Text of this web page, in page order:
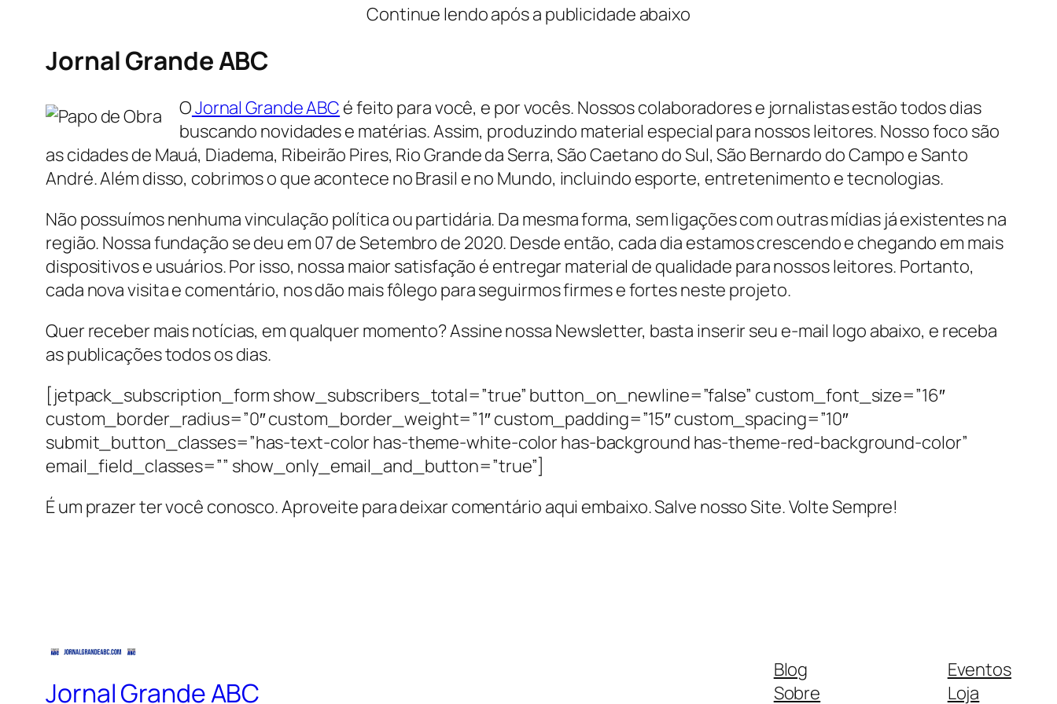
Continue lendo após a publicidade abaixo
Jornal Grande ABC
OJornal Grande ABC é feito para você, e por vocês. Nossos colaboradores e jornalistas estão todos dias
buscando novidades e matérias. Assim, produzindo material especial para nossos leitores. Nosso foco são
as cidades de Mauá, Diadema, Ribeirão Pires, Rio Grande da Serra, São Caetano do Sul, São Bernardo do Campo e Santo
André. Além disso, cobrimos o que acontece no Brasil e no Mundo, incluindo esporte, entretenimento e tecnologias.
Não possuímos nenhuma vinculação política ou partidária. Da mesma forma, sem ligações com outras mídias já existentes na
região. Nossa fundação se deu em 07 de Setembro de 2020. Desde então, cada dia estamos crescendo e chegando em mais
dispositivos e usuários. Por isso, nossa maior satisfação é entregar material de qualidade para nossos leitores. Portanto,
cada nova visita e comentário, nos dão mais fôlego para seguirmos firmes e fortes neste projeto.
Quer receber mais notícias, em qualquer momento? Assine nossa Newsletter, basta inserir seu e-mail logo abaixo, e receba
as publicações todos os dias.
[jetpack_subscription_form show_subscribers_total=”true” button_on_newline=”false” custom_font_size=”16″
custom_border_radius=”0″ custom_border_weight=”1″ custom_padding=”15″ custom_spacing=”10″
submit_button_classes=”has-text-color has-theme-white-color has-background has-theme-red-background-color”
email_field_classes=”” show_only_email_and_button=”true”]
É um prazer ter você conosco. Aproveite para deixar comentário aqui embaixo. Salve nosso Site. Volte Sempre!
Jornal Grande ABC
Blog
Sobre
Eventos
Loja